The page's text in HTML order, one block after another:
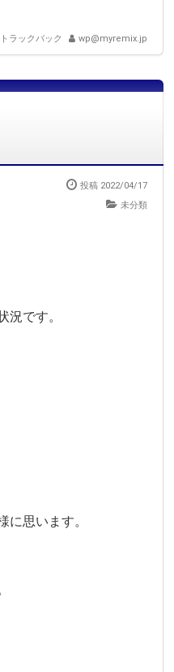
トラックバック wp@myremix.jp
投稿 2022/04/17
未分類
です。
思います。